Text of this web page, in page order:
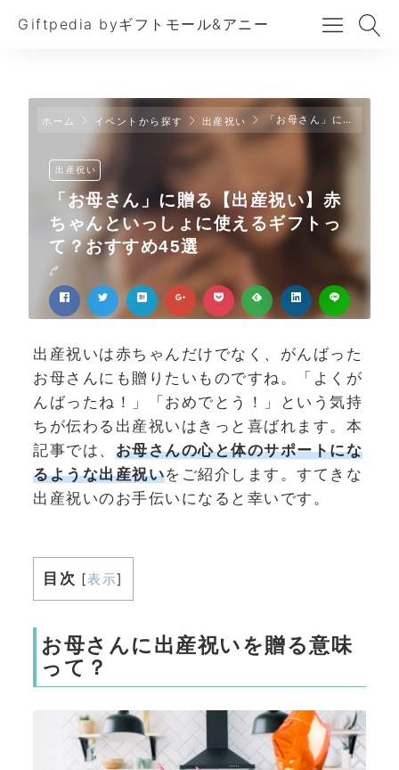
Giftpedia byギフトモール&アニー
ホーム イベントから探す 出産祝い 「お母さん」に贈る【出産祝い】赤ちゃんといっしょに使えるギフトって？おすすめ45選
出産祝い
「お母さん」に贈る【出産祝い】赤
ちゃんといっしょに使えるギフトっ
て？おすすめ45選
出産祝いは赤ちゃんだけでなく、がんばった
お母さんにも贈りたいものですね。「よくが
んばったね！」「おめでとう！」という気持
ちが伝わる出産祝いはきっと喜ばれます。本
記事では、 お母さんの心と体のサポートにな
るような出産祝いをご紹介します。すてきな
出産祝いのお手伝いになると幸いです。
目次 [表示]
お母さんに出産祝いを贈る意味
って？